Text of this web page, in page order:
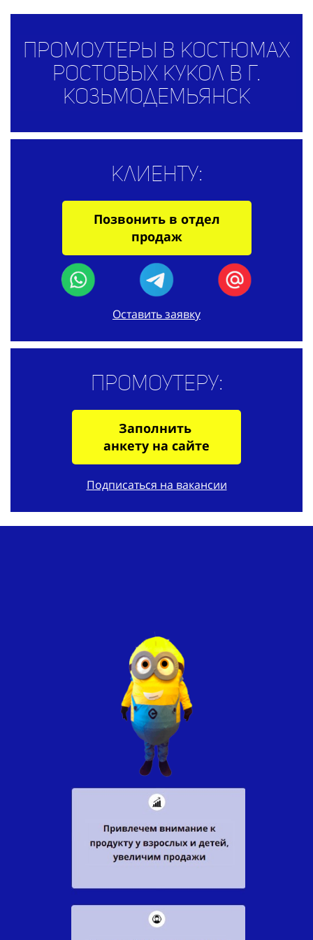
Промоутеры в костюмах
ростовых кукол в г.
Козьмодемьянск
Клиенту:
Позвонить в отдел
продаж
Оставить заявку
Промоутеру:
Заполнить
анкету на сайте
Подписаться на вакансии